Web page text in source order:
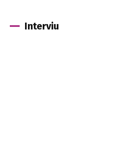
Interviu